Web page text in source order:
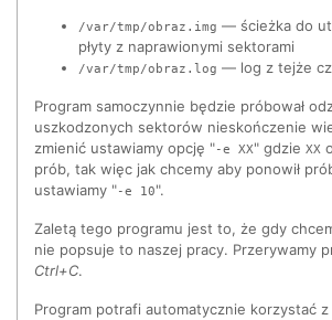
/var/tmp/obraz.img — ścieżka do
płyty z naprawionymi sektorami
/var/tmp/obraz.log — log z tejże
Program samoczynnie będzie próbował
uszkodzonych sektorów nieskończenie
zmienić ustawiamy opcję "-e XX" gdzie XX
prób, tak więc jak chcemy aby ponowił
ustawiamy "-e 10".
Zaletą tego programu jest to, że gdy
nie popsuje to naszej pracy. Przerywamy
Ctrl+C.
Program potrafi automatycznie korzystać